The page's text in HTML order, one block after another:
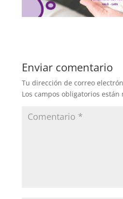
Enviar comentario
Tu dirección de correo
Los campos obligatorios están